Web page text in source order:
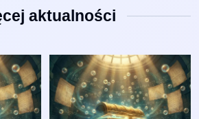
aktualności